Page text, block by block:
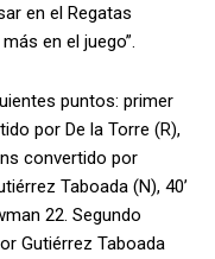
en el Regatas
en el juego”.
puntos: primer
por De la Torre (R),
convertido por
Taboada (N), 40’
22. Segundo
Gutiérrez Taboada